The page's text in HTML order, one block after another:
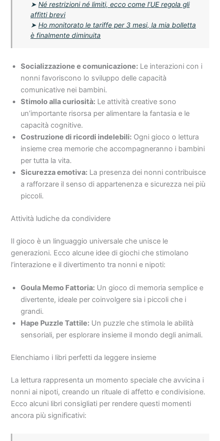
➤Né restrizioni né limiti, ecco come l’UE regola gli
affitti brevi
➤Ho monitorato le tariffe per 3 mesi, la mia bolletta
è finalmente diminuita
Socializzazione e comunicazione: Le interazioni con i
nonni favoriscono lo sviluppo delle capacità
comunicative nei bambini.
Stimolo alla curiosità: Le attività creative sono
un’importante risorsa per alimentare la fantasia e le
capacità cognitive.
Costruzione di ricordi indelebili: Ogni gioco o lettura
insieme crea memorie che accompagneranno i bambini
per tutta la vita.
Sicurezza emotiva: La presenza dei nonni contribuisce
a rafforzare il senso di appartenenza e sicurezza nei più
piccoli.
Attività ludiche da condividere
Il gioco è un linguaggio universale che unisce le
generazioni. Ecco alcune idee di giochi che stimolano
l’interazione e il divertimento tra nonni e nipoti:
Goula Memo Fattoria: Un gioco di memoria semplice e
divertente, ideale per coinvolgere sia i piccoli che i
grandi.
Hape Puzzle Tattile: Un puzzle che stimola le abilità
sensoriali, per esplorare insieme il mondo degli animali.
Elenchiamo i libri perfetti da leggere insieme
La lettura rappresenta un momento speciale che avvicina i
nonni ai nipoti, creando un rituale di affetto e condivisione.
Ecco alcuni libri consigliati per rendere questi momenti
ancora più significativi: